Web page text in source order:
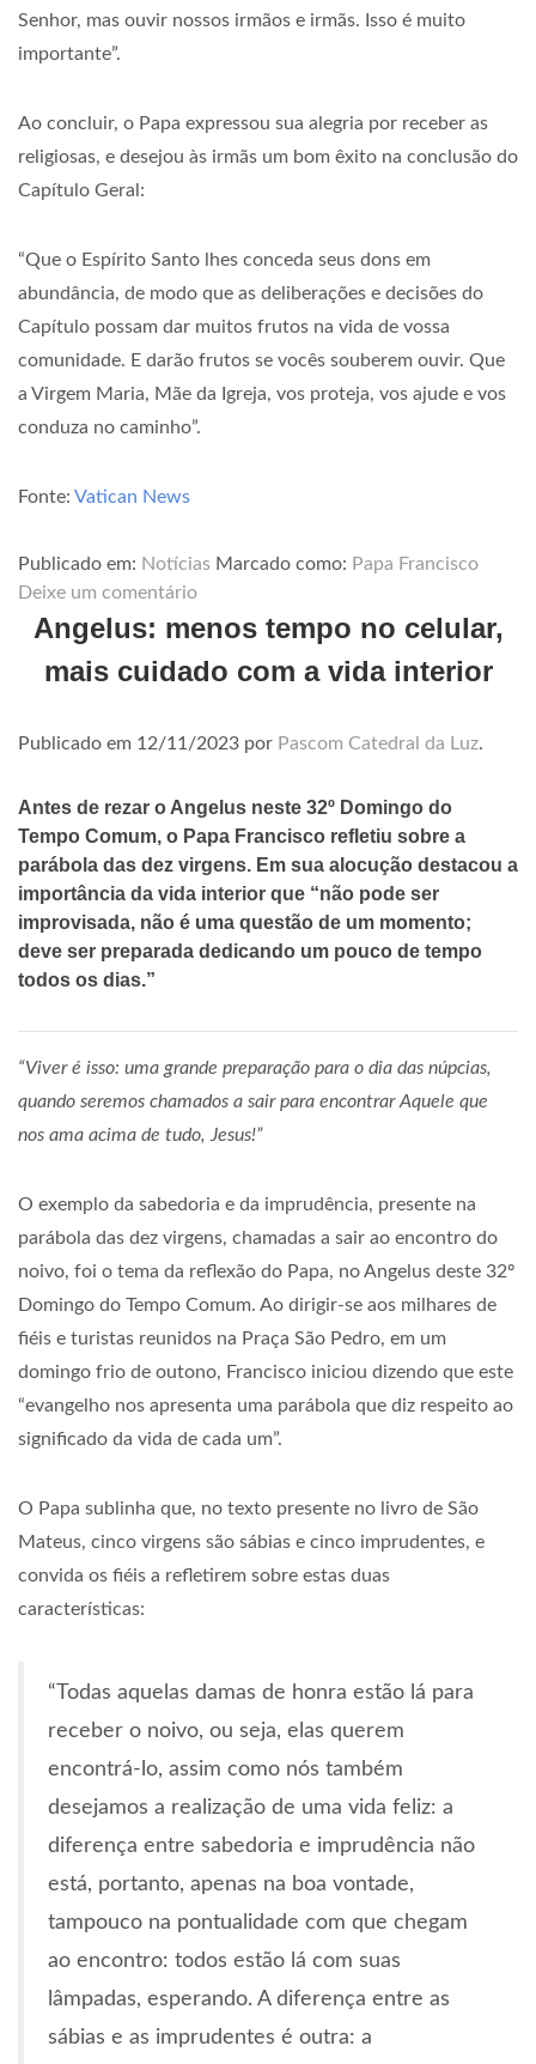
Senhor, mas ouvir nossos irmãos e irmãs. Isso é muito
importante”.
Ao concluir, o Papa expressou sua alegria por receber as
religiosas, e desejou às irmãs um bom êxito na conclusão do
Capítulo Geral:
“Que o Espírito Santo lhes conceda seus dons em
abundância, de modo que as deliberações e decisões do
Capítulo possam dar muitos frutos na vida de vossa
comunidade. E darão frutos se vocês souberem ouvir. Que
a Virgem Maria, Mãe da Igreja, vos proteja, vos ajude e vos
conduza no caminho”.
Fonte: Vatican News
Publicado em: Notícias Marcado como: Papa Francisco
Deixe um comentário
Angelus: menos tempo no celular,
mais cuidado com a vida interior
Publicado em 12/11/2023 por Pascom Catedral da Luz.
Antes de rezar o Angelus neste 32º Domingo do
Tempo Comum, o Papa Francisco refletiu sobre a
parábola das dez virgens. Em sua alocução destacou a
importância da vida interior que “não pode ser
improvisada, não é uma questão de um momento;
deve ser preparada dedicando um pouco de tempo
todos os dias.”
“Viver é isso: uma grande preparação para o dia das núpcias,
quando seremos chamados a sair para encontrar Aquele que
nos ama acima de tudo, Jesus!”
O exemplo da sabedoria e da imprudência, presente na
parábola das dez virgens, chamadas a sair ao encontro do
noivo, foi o tema da reflexão do Papa, no Angelus deste 32º
Domingo do Tempo Comum. Ao dirigir-se aos milhares de
fiéis e turistas reunidos na Praça São Pedro, em um
domingo frio de outono, Francisco iniciou dizendo que este
“evangelho nos apresenta uma parábola que diz respeito ao
significado da vida de cada um”.
O Papa sublinha que, no texto presente no livro de São
Mateus, cinco virgens são sábias e cinco imprudentes, e
convida os fiéis a refletirem sobre estas duas
características:
“Todas aquelas damas de honra estão lá para
receber o noivo, ou seja, elas querem
encontrá-lo, assim como nós também
desejamos a realização de uma vida feliz: a
diferença entre sabedoria e imprudência não
está, portanto, apenas na boa vontade,
tampouco na pontualidade com que chegam
ao encontro: todos estão lá com suas
lâmpadas, esperando. A diferença entre as
sábias e as imprudentes é outra: a